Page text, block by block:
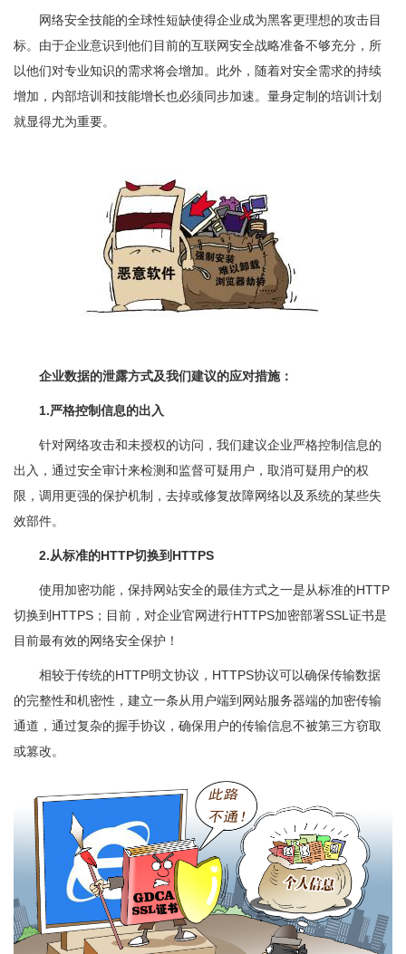
网络安全技能的全球性短缺使得企业成为黑客更理想的攻击目
标。由于企业意识到他们目前的互联网安全战略准备不够充分，所
以他们对专业知识的需求将会增加。此外，随着对安全需求的持续
增加，内部培训和技能增长也必须同步加速。量身定制的培训计划
就显得尤为重要。
企业数据的泄露方式及我们建议的应对措施：
1.严格控制信息的出入
针对网络攻击和未授权的访问，我们建议企业严格控制信息的
出入，通过安全审计来检测和监督可疑用户，取消可疑用户的权
限，调用更强的保护机制，去掉或修复故障网络以及系统的某些失
效部件。
2.从标准的HTTP切换到HTTPS
使用加密功能，保持网站安全的最佳方式之一是从标准的HTTP
切换到HTTPS；目前，对企业官网进行HTTPS加密部署SSL证书是
目前最有效的网络安全保护！
相较于传统的HTTP明文协议，HTTPS协议可以确保传输数据
的完整性和机密性，建立一条从用户端到网站服务器端的加密传输
通道，通过复杂的握手协议，确保用户的传输信息不被第三方窃取
或篡改。